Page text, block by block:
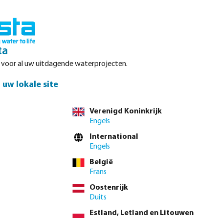
direct via de
2 1/2" 3" 4"
(Deze optie is momenteel niet
neem contact op met de verkoopafdeling
voor al uw uitdagende waterprojecten.
uw lokale site
Verenigd Koninkrijk
Engels
International
Engels
België
Frans
Oostenrijk
Duits
Estland, Letland en Litouwen